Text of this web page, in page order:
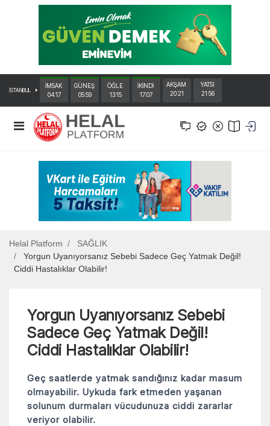
İSTANBUL
İMSAK
04:17
GÜNEŞ
05:59
ÖĞLE
13:15
İKİNDİ
17:07
AKŞAM
20:21
YATSI
21:56
Helal Platform
SAĞLIK
Yorgun Uyanıyorsanız Sebebi Sadece Geç Yatmak Değil!
Ciddi Hastalıklar Olabilir!
Yorgun Uyanıyorsanız Sebebi
Sadece Geç Yatmak Değil!
Ciddi Hastalıklar Olabilir!
Geç saatlerde yatmak sandığınız kadar masum
olmayabilir. Uykuda fark etmeden yaşanan
solunum durmaları vücudunuza ciddi zararlar
veriyor olabilir.